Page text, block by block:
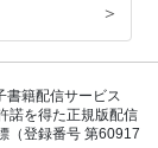
＞
書籍配信サービス
諾を得た正規版配信
（登録番号 第60917